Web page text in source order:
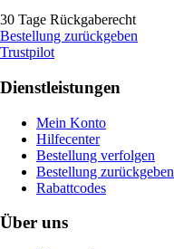
30 Tage Rückgaberecht
Bestellung zurückgeben
Trustpilot
Dienstleistungen
Mein Konto
Hilfecenter
Bestellung verfolgen
Bestellung zurückgeben
Rabattcodes
Über uns